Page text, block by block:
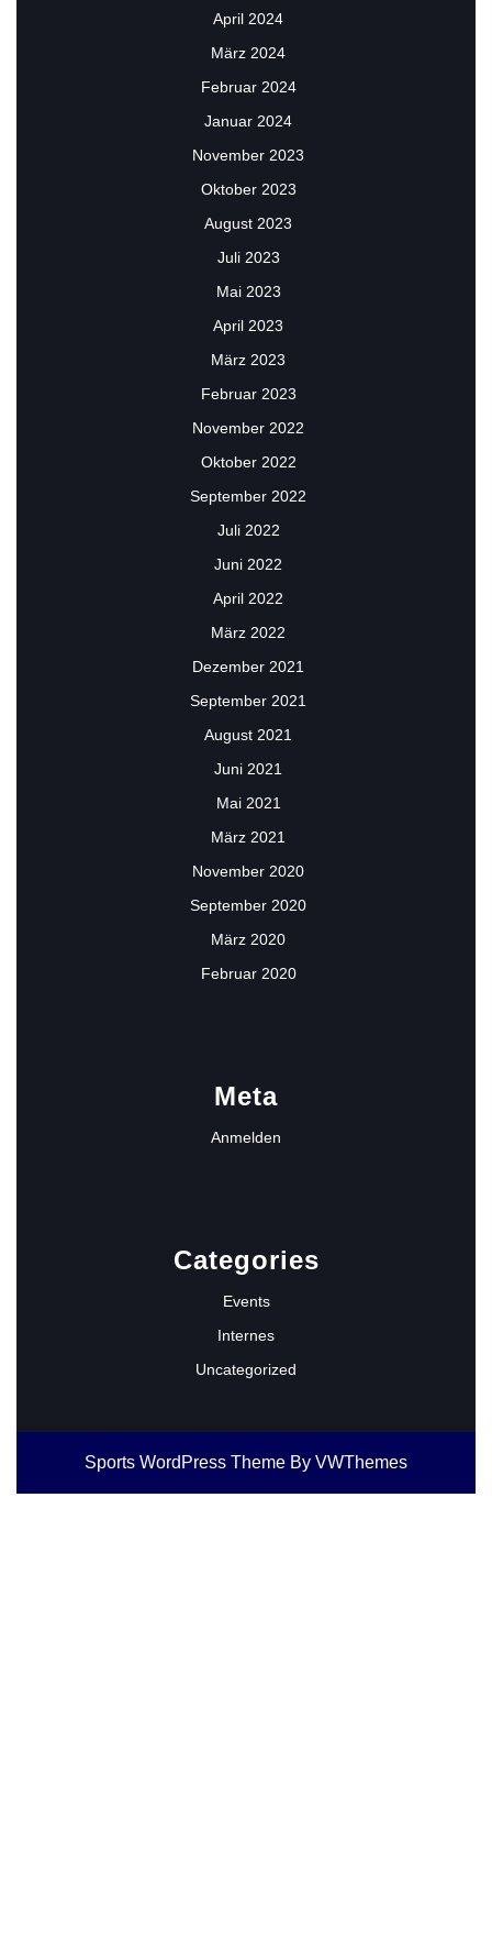
April 2024
März 2024
Februar 2024
Januar 2024
November 2023
Oktober 2023
August 2023
Juli 2023
Mai 2023
April 2023
März 2023
Februar 2023
November 2022
Oktober 2022
September 2022
Juli 2022
Juni 2022
April 2022
März 2022
Dezember 2021
September 2021
August 2021
Juni 2021
Mai 2021
März 2021
November 2020
September 2020
März 2020
Februar 2020
Meta
Anmelden
Categories
Events
Internes
Uncategorized
Sports WordPress Theme By VWThemes